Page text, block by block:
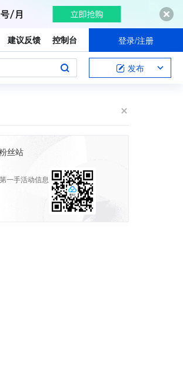
建议反馈 控制台 登录/注册
发布
丝站
一手活动信息